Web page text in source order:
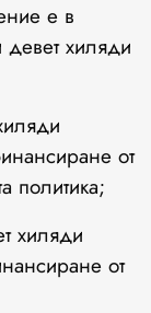
е в
хиляди
от
политика;
хиляди
от